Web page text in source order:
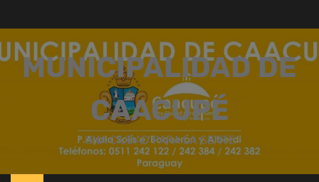
contenido
MUNICIPALIDAD DE
CAACUPÉ
UNA CIUDAD PARA LA GENTE